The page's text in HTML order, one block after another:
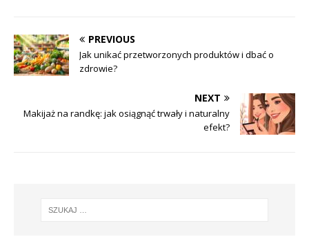
PREVIOUS
Jak unikać przetworzonych produktów i dbać o
zdrowie?
NEXT
Makijaż na randkę: jak osiągnąć trwały i naturalny
efekt?